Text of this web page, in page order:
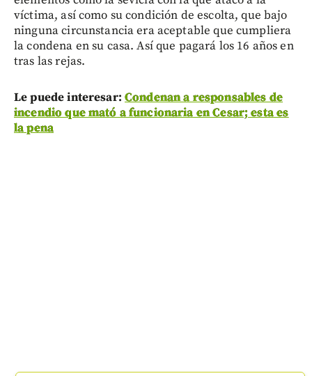
víctima, así como su condición de escolta, que bajo
ninguna circunstancia era aceptable que cumpliera
la condena en su casa. Así que pagará los 16 años en
tras las rejas.
Le puede interesar: Condenan a responsables de
incendio que mató a funcionaria en Cesar; esta es
la pena